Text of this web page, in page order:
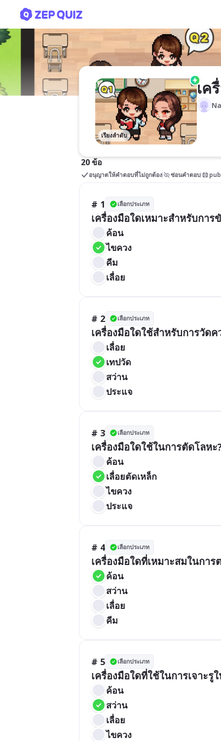
เรียงลำดับ
เค
20 ข้อ
อนุญาตให้คำตอบที่ไม่ถูกต้อง ซ่อนคำตอบ
# 1 เลือกประเภท
เครื่องมือใดเหมาะสำหรับการ
ค้อน
ไขควง
คีม
เลื่อย
# 2 เลือกประเภท
เครื่องมือใดใช้สำหรับการวัดค
เลื่อย
เทปวัด
สว่าน
ประแจ
# 3 เลือกประเภท
เครื่องมือใดใช้ในการตัดโลหะ
ค้อน
เลื่อยตัดเหล็ก
ไขควง
ประแจ
# 4 เลือกประเภท
เครื่องมือใดที่เหมาะสมในการ
ค้อน
สว่าน
เลื่อย
คีม
# 5 เลือกประเภท
เครื่องมือใดที่ใช้ในการเจาะรู
ค้อน
สว่าน
เลื่อย
ไขควง